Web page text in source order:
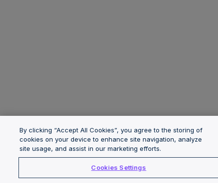
By clicking “Accept All Cookies”, you agree to the storing of
cookies on your device to enhance site navigation, analyze
site usage, and assist in our marketing efforts.
Cookies Settings